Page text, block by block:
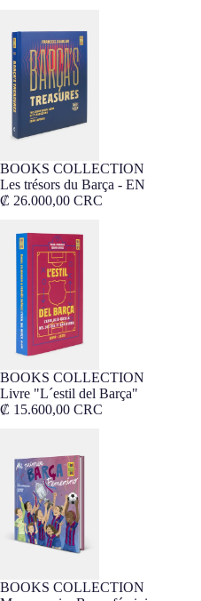
BOOKS COLLECTION
Les trésors du Barça - EN
₡ 26.000,00 CRC
BOOKS COLLECTION
Livre "L´estil del Barça"
₡ 15.600,00 CRC
BOOKS COLLECTION